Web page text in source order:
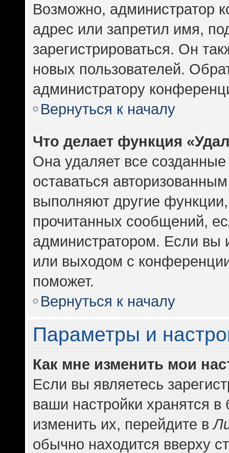
Возможно, администратор
адрес или запретил имя,
зарегистрироваться. Он
новых пользователей.
администратору
Вернуться к началу
Что делает функция
Она удаляет все
оставаться
выполняют другие
прочитанных сообщений,
администратором. Если вы
или выходом с
поможет.
Вернуться к началу
Параметры и
Как мне изменить мои
Если вы являетесь
ваши настройки хранятся
изменить их, перейдите в
обычно находится вверху